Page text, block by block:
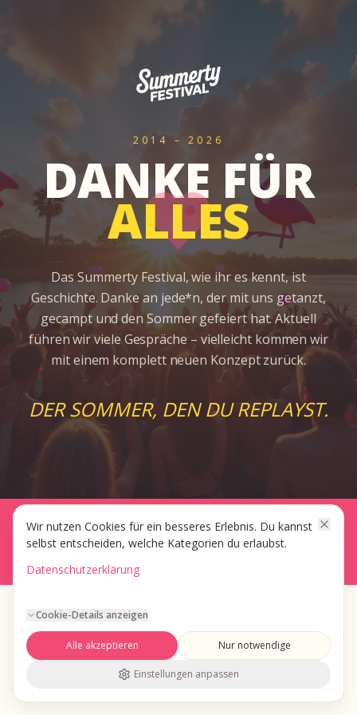
Wir nutzen Cookies für ein besseres Erlebnis. Du kannst
selbst entscheiden, welche Kategorien du erlaubst.
Datenschutzerklärung
Cookie-Details anzeigen
Alle akzeptieren Nur notwendige
Einstellungen anpassen
2014 – 2026
DANKE FÜR
ALLES
Das Summerty Festival, wie ihr es kennt, ist
Geschichte. Danke an jede*n, der mit uns getanzt,
gecampt und den Sommer gefeiert hat. Aktuell
führen wir viele Gespräche – vielleicht kommen wir
mit einem komplett neuen Konzept zurück.
DER SOMMER, DEN DU REPLAYST.
© 2026 S2 || network GmbH · 88630 Pfullendorf
Impressum
AGB Datenschutz